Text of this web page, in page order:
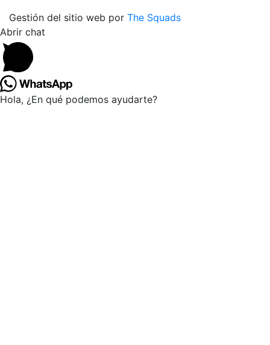
Gestión del sitio web por The Squads
Abrir chat
Hola, ¿En qué podemos ayudarte?